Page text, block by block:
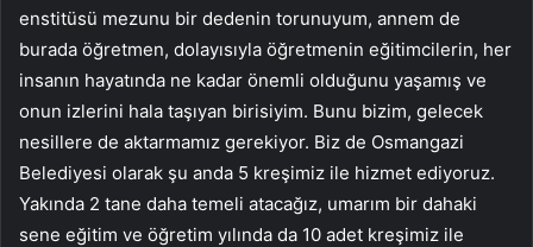
enstitüsü mezunu bir dedenin torunuyum, annem de
burada öğretmen, dolayısıyla öğretmenin eğitimcilerin, her
insanın hayatında ne kadar önemli olduğunu yaşamış ve
onun izlerini hala taşıyan birisiyim. Bunu bizim, gelecek
nesillere de aktarmamız gerekiyor. Biz de Osmangazi
Belediyesi olarak şu anda 5 kreşimiz ile hizmet ediyoruz.
Yakında 2 tane daha temeli atacağız, umarım bir dahaki
sene eğitim ve öğretim yılında da 10 adet kreşimiz ile